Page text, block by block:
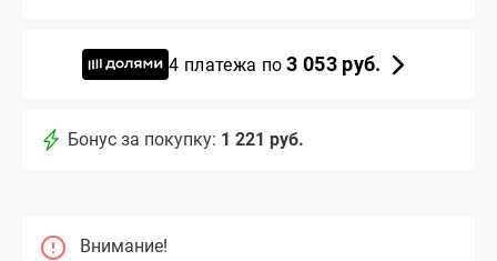
4 платежа по3 053 руб.
Бонус за покупку: 1 221 руб.
Внимание!